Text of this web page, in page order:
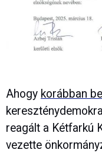
Ahogy korábban
reagált a Kétfarkú
vezette